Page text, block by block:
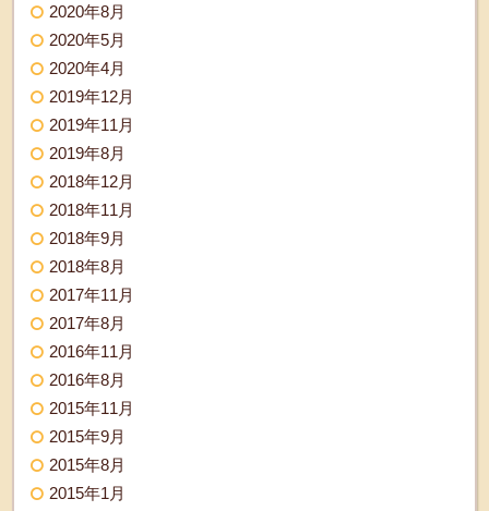
2020年8月
2020年5月
2020年4月
2019年12月
2019年11月
2019年8月
2018年12月
2018年11月
2018年9月
2018年8月
2017年11月
2017年8月
2016年11月
2016年8月
2015年11月
2015年9月
2015年8月
2015年1月